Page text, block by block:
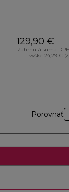
129,90 €
Zahrnutá suma
výške 24,29 €
Porovnať